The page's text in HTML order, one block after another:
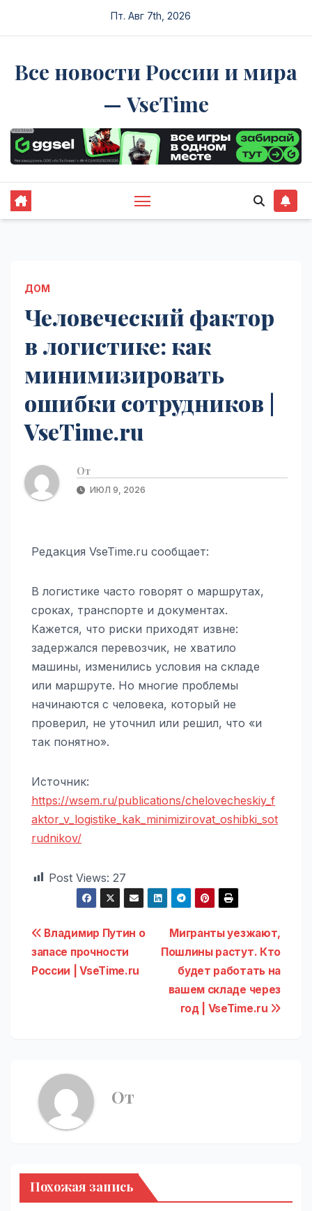
Пт. Авг 7th, 2026
Все новости России и мира
— VseTime
ДОМ
Человеческий фактор
в логистике: как
минимизировать
ошибки сотрудников |
VseTime.ru
От
ИЮЛ 9, 2026
Редакция VseTime.ru сообщает:
В логистике часто говорят о маршрутах,
сроках, транспорте и документах.
Кажется, что риски приходят извне:
задержался перевозчик, не хватило
машины, изменились условия на складе
или маршруте. Но многие проблемы
начинаются с человека, который не
проверил, не уточнил или решил, что «и
так понятно».
Источник:
https://wsem.ru/publications/chelovecheskiy_f
aktor_v_logistike_kak_minimizirovat_oshibki_sot
rudnikov/
Post Views: 27
Навигация
по
Мигранты уезжают,
Пошлины растут. Кто
будет работать на
вашем складе через
год | VseTime.ru
Владимир Путин о
запасе прочности
России | VseTime.ru
От
Похожая запись